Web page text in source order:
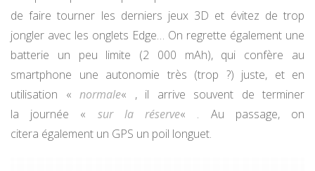
de faire tourner les derniers jeux 3D et évitez de trop
jongler avec les onglets Edge… On regrette également une
batterie un peu limite (2 000 mAh), qui confère au
smartphone une autonomie très (trop ?) juste, et en
utilisation « normale« , il arrive souvent de terminer
la journée « sur la réserve« . Au passage, on
citera également un GPS un poil longuet.